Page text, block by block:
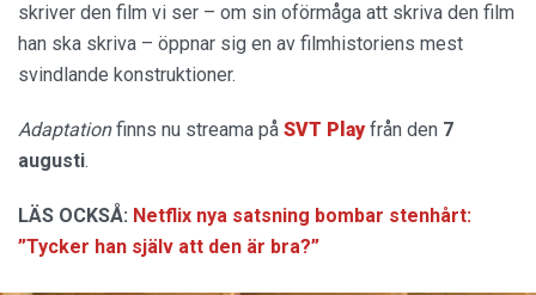
skriver den film vi ser – om sin oförmåga att skriva den film
han ska skriva – öppnar sig en av filmhistoriens mest
svindlande konstruktioner.
Adaptationfinns nu streama på SVT Playfrån den 7
augusti.
LÄS OCKSÅ: Netflix nya satsning bombar stenhårt:
”Tycker han själv att den är bra?”